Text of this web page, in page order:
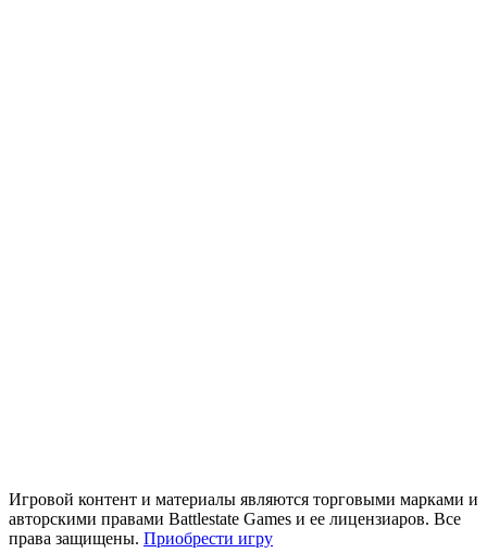
Игровой контент и материалы являются торговыми марками и
авторскими правами Battlestate Games и ее лицензиаров. Все
права защищены. Приобрести игру